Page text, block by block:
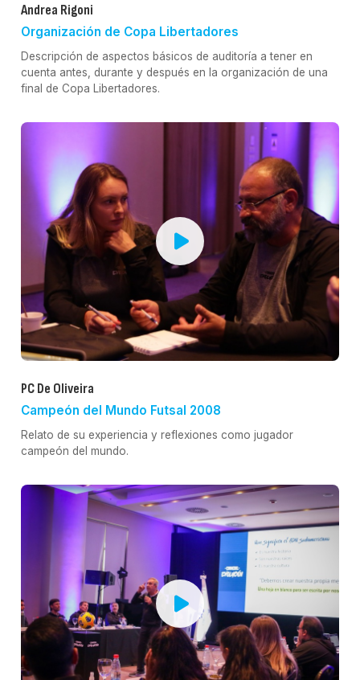
Andrea Rigoni
Organización de Copa Libertadores
Descripción de aspectos básicos de auditoría a tener en
cuenta antes, durante y después en la organización de una
final de Copa Libertadores.
PC De Oliveira
Campeón del Mundo Futsal 2008
Relato de su experiencia y reflexiones como jugador
campeón del mundo.